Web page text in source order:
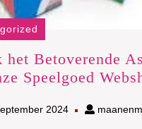
het Betoverende
Speelgoed
202401